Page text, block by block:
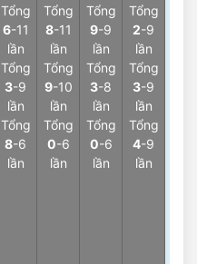
Tổng
6-11
lần
Tổng
3-9
lần
Tổng
8-6
lần
Tổng
8-11
lần
Tổng
9-10
lần
Tổng
0-6
lần
Tổng
9-9
lần
Tổng
3-8
lần
Tổng
0-6
lần
Tổng
2-9
lần
Tổng
3-9
lần
Tổng
4-9
lần